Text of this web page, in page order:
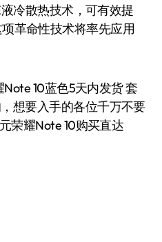
冷散热技术，可有效提
革命性技术将率先应用
10蓝色5天内发货 套
想要入手的各位千万不要
荣耀Note 10购买直达